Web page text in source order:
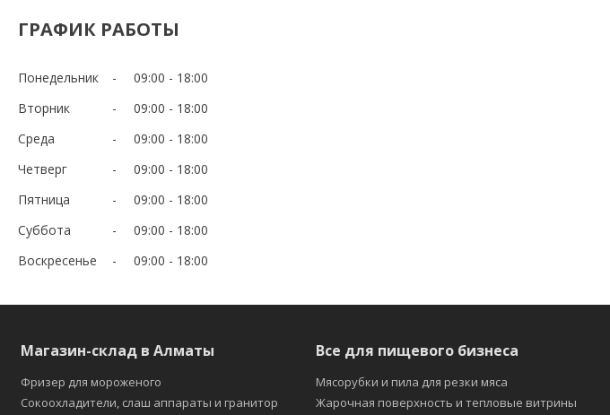
ГРАФИК РАБОТЫ
Понедельник 09:00
18:00
Вторник
09:00
18:00
Среда
09:00
18:00
Четверг
09:00
18:00
Пятница
09:00
18:00
Суббота
09:00
18:00
Воскресенье
09:00 18:00
Магазин-склад в Алматы
Фризер для мороженого
Сокоохладители, слаш аппараты и гранитор
Все для пищевого бизнеса
Мясорубки и пила для резки мяса
Жарочная поверхность и тепловые витрины